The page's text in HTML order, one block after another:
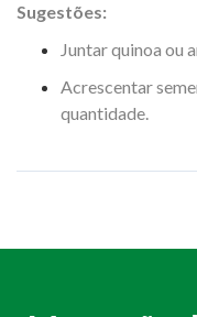
Sugestões:
Juntar quinoa ou
Acrescentar
quantidade.